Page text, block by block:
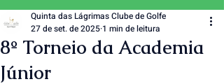
8º Torneio da Academia
Júnior
Quinta das Lágrimas Clube de Golfe
27 de set. de 2025 1 min de leitura